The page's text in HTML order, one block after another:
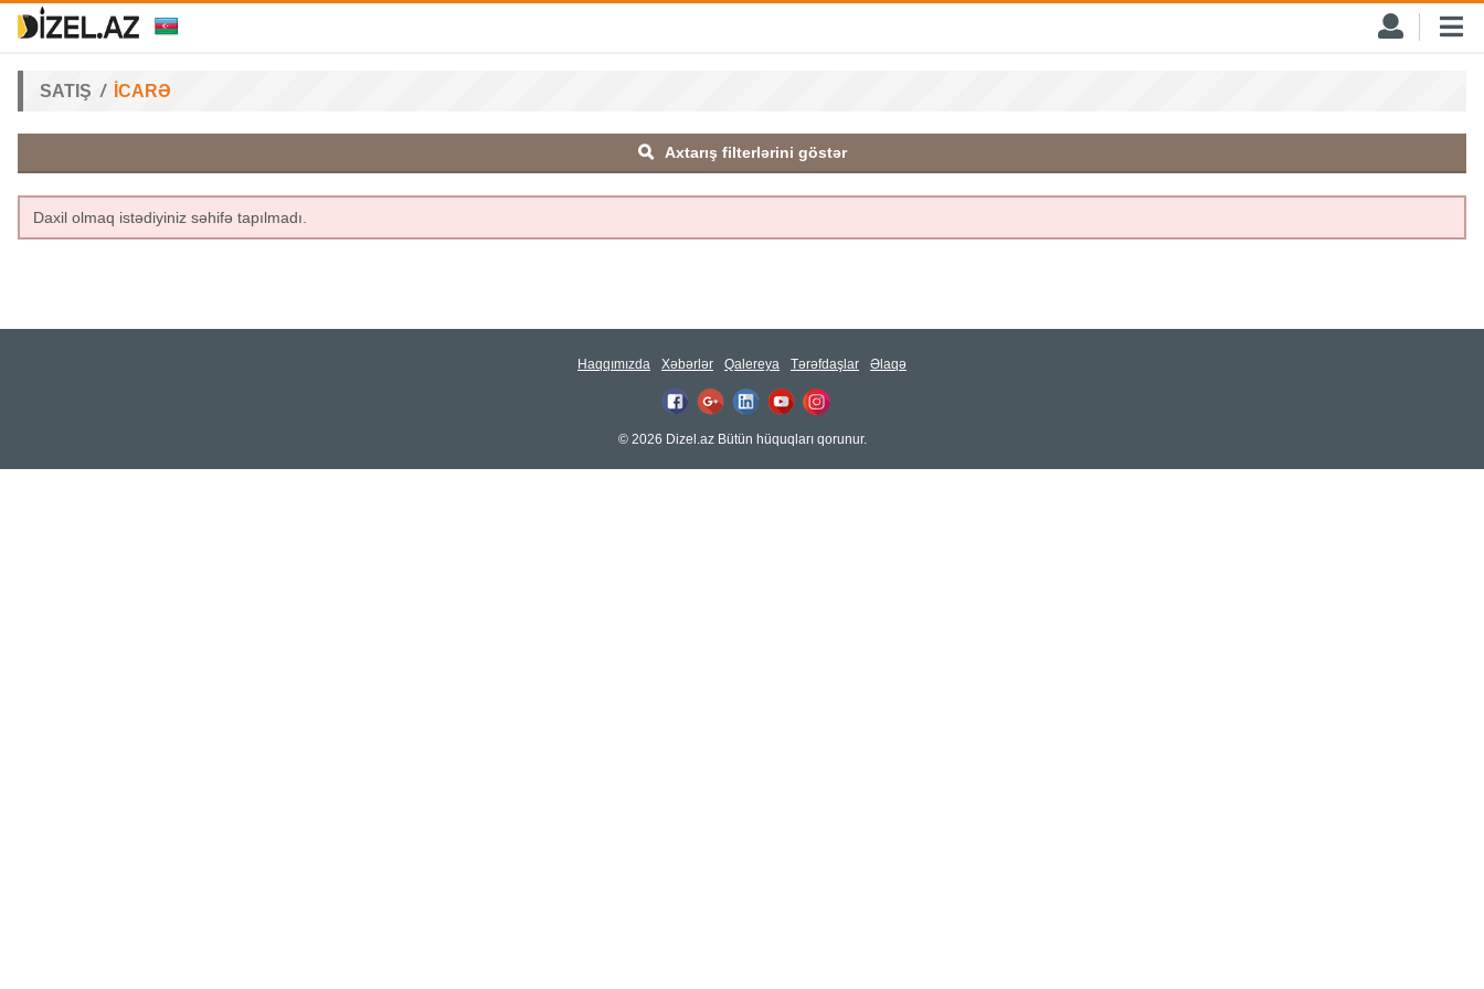
SATIŞ İCARƏ
Axtarış filterlərini göstər
Daxil olmaq istədiyiniz səhifə tapılmadı.
Haqqımızda Xəbərlər Qalereya Tərəfdaşlar Əlaqə
© 2026 Dizel.az Bütün hüquqları qorunur.